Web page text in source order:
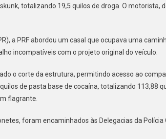
DE
ESCONDIDAS
EM
NO
PARANÁ
totalizando 19,5 quilos de droga. O motorista,
a PRF abordou um casal que ocupava uma
incompatíveis com o projeto original do veículo.
o corte da estrutura, permitindo acesso ao
de pasta base de cocaína, totalizando 113,88
flagrante.
foram encaminhados às Delegacias da Polícia